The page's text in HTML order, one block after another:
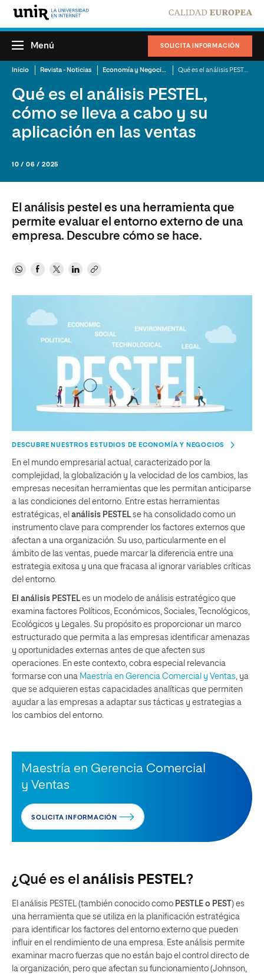
SOLICITA INFORMACIÓN
Menú
Inicio Revista - Noticias Economía y Negocios
Qué es el análisis PESTEL,
cómo se lleva a cabo y su
aplicación en las ventas
10 / 06 / 2025
El análisis pestel es una herramienta que
permite evaluar el entorno externo de una
empresa. Descubre cómo se hace.
DESCUBRE NUESTROS ESTUDIOS DE ECONOMÍA Y NEGOCIOS
En el mundo empresarial actual, caracterizado por la
complejidad, la globalización y la velocidad de los cambios, las
empresas necesitan herramientas que les permitan anticiparse
a las condiciones del entorno. Entre estas herramientas
estratégicas, el análisis PESTEL se ha consolidado como un
instrumento clave para comprender los factores externos que
afectan a una organización. Su uso, particularmente en el
ámbito de las ventas, puede marcar la diferencia entre una
estrategia exitosa y una que fracasa al ignorar variables críticas
del entorno.
El análisis PESTEL es un modelo de análisis estratégico que
examina factores Políticos, Económicos, Sociales, Tecnológicos,
Ecológicos y Legales. Su propósito es proporcionar un marco
estructurado que permita a las empresas identificar amenazas
y oportunidades externas antes de que afecten sus
operaciones. En este contexto, cobra especial relevancia
formarse con una Maestría en Gerencia Comercial y Ventas , ya
que se adquieren estas capacidades analíticas que permiten
ayudar a las empresas a adaptar sus tácticas y estrategias a
los cambios del entorno.
Maestría en Gerencia Comercial
y Ventas
SOLICITA INFORMACIÓN
¿Qué es el análisis PESTEL?
El análisis PESTEL (también conocido como PESTLE o PEST) es
una herramienta que se utiliza en la planificación estratégica
para identificar los factores del entorno externo que pueden
influir en el rendimiento de una empresa. Este análisis permite
examinar macro fuerzas que no están bajo el control directo de
la organización, pero que afectan su funcionamiento (Johnson,